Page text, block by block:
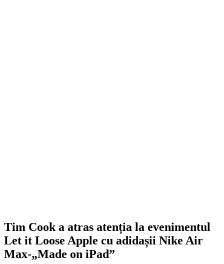
Tim Cook a atras atenția la evenimentul
Let it Loose Apple cu adidașii Nike Air
Max-„Made on iPad”